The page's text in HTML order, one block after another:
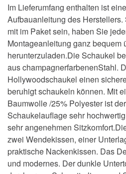
Im Lieferumfang enthalten ist
Aufbauanleitung des
mit im Paket sein, haben Sie
Montageanleitung ganz bequem
herunterzuladen.Die Schaukel
aus champagnerfarbenenStahl.
Hollywoodschaukel einen
beruhigt schaukeln können. Mit
Baumwolle /25% Polyester ist
Schaukelauflage sehr
sehr angenehmen
zwei Wendekissen, einer
praktische Nackenkissen. Das
und modernes. Der dunkle